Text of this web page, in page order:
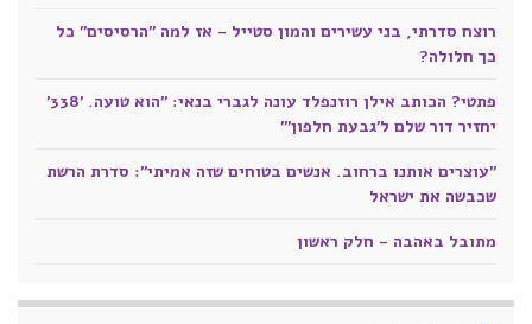
רוצח סדרתי, בני עשירים והמון סטייל - אז למה "הרסיסים" כל
כך חלולה?
פתטי? הכותב אילן רוזנפלד עונה לגברי בנאי: "הוא טועה. '338'
יחזיר דור שלם ל'גבעת חלפון'"
"עוצרים אותנו ברחוב. אנשים בטוחים שזה אמיתי": סדרת הרשת
שכבשה את ישראל
מתובל באהבה - חלק ראשון